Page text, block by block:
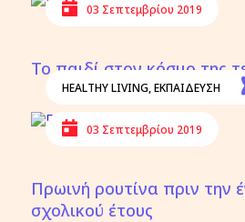
03 Σεπτεμβρίου 2019
Το παιδί στον κόσμο της
HEALTHY LIVING,ΕΚΠΑΙΔΕΥΣΗ
03 Σεπτεμβρίου 2019
Πρωινή ρουτίνα πριν την
σχολικού έτους